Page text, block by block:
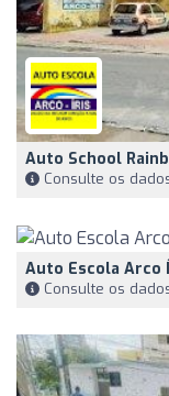
Auto School
Consulte os
Auto Escola Arco
Consulte os